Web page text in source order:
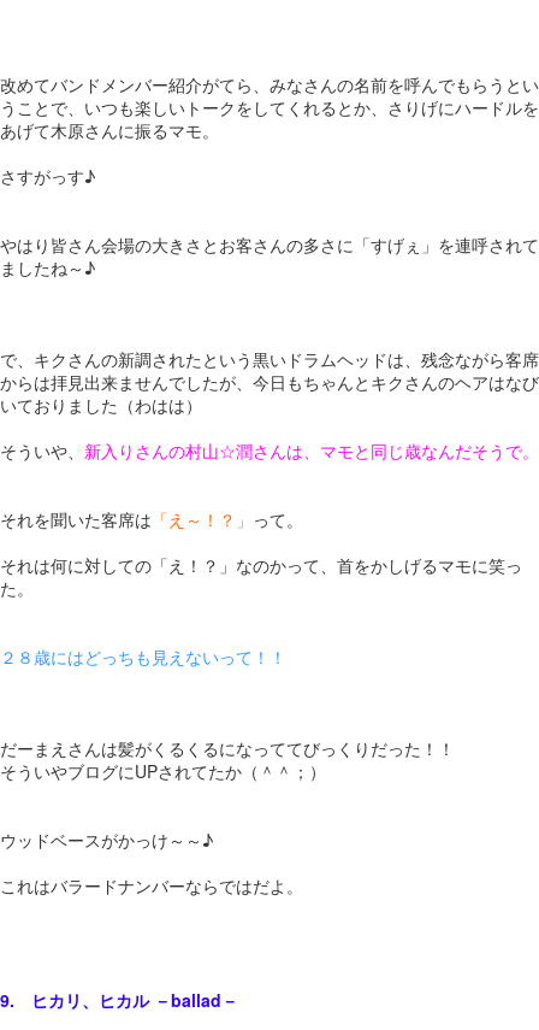
改めてバンドメンバー紹介がてら、みなさんの名前を呼んでもらうとい
うことで、いつも楽しいトークをしてくれるとか、さりげにハードルを
あげて木原さんに振るマモ。
さすがっす♪
やはり皆さん会場の大きさとお客さんの多さに「すげぇ」を連呼されて
ましたね～♪
で、キクさんの新調されたという黒いドラムヘッドは、残念ながら客席
からは拝見出来ませんでしたが、今日もちゃんとキクさんのヘアはなび
いておりました（わはは）
そういや、 新入りさんの村山☆潤さんは、マモと同じ歳なんだそうで。
それを聞いた客席は 「え～！？」 って。
それは何に対しての「え！？」なのかって、首をかしげるマモに笑っ
た。
２８歳にはどっちも見えないって！！
だーまえさんは髪がくるくるになっててびっくりだった！！
そういやブログにUPされてたか（＾＾；）
ウッドベースがかっけ～～♪
これはバラードナンバーならではだよ。
9. ヒカリ、ヒカル －ballad－